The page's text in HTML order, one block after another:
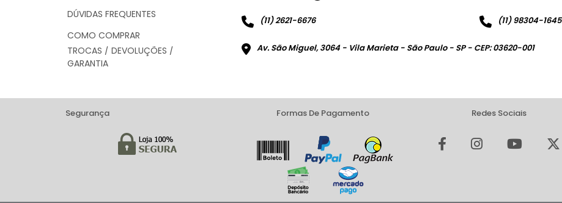
DÚVIDAS FREQUENTES
COMO COMPRAR
TROCAS / DEVOLUÇÕES /
GARANTIA
(11) 2621-6676 (11) 98304-1645
Av. São Miguel, 3064 - Vila Marieta - São Paulo - SP - CEP: 03620-001
Segurança Formas De Pagamento Redes Sociais